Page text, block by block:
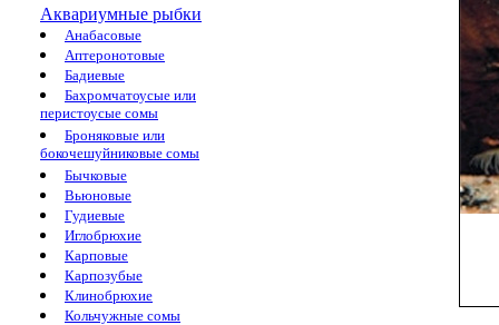
Аквариумные рыбки
Анабасовые
Аптеронотовые
Бадиевые
Бахромчатоусые или
перистоусые сомы
Броняковые или
бокочешуйниковые сомы
Бычковые
Вьюновые
Гудиевые
Иглобрюхие
Карповые
Карпозубые
Клинобрюхие
Кольчужные сомы